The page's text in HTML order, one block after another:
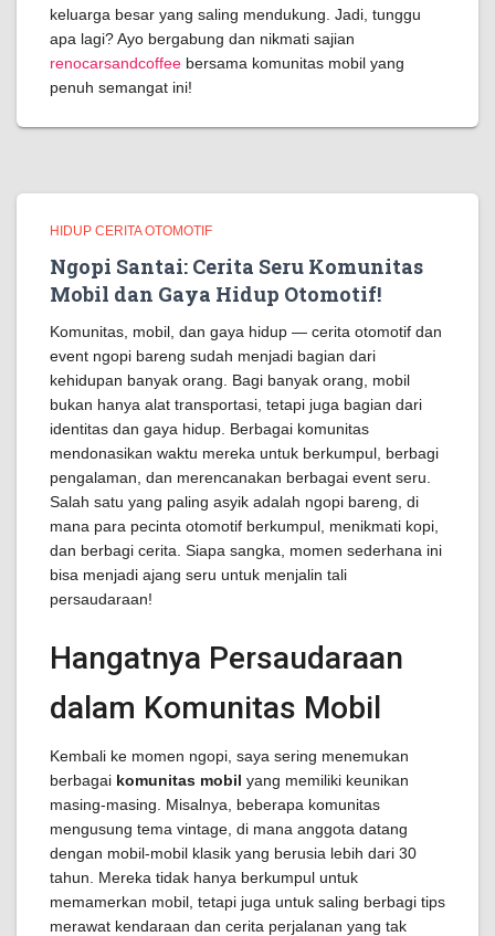
keluarga besar yang saling mendukung. Jadi, tunggu
apa lagi? Ayo bergabung dan nikmati sajian
renocarsandcoffee bersama komunitas mobil yang
penuh semangat ini!
HIDUP CERITA OTOMOTIF
Ngopi Santai: Cerita Seru Komunitas
Mobil dan Gaya Hidup Otomotif!
Komunitas, mobil, dan gaya hidup — cerita otomotif dan
event ngopi bareng sudah menjadi bagian dari
kehidupan banyak orang. Bagi banyak orang, mobil
bukan hanya alat transportasi, tetapi juga bagian dari
identitas dan gaya hidup. Berbagai komunitas
mendonasikan waktu mereka untuk berkumpul, berbagi
pengalaman, dan merencanakan berbagai event seru.
Salah satu yang paling asyik adalah ngopi bareng, di
mana para pecinta otomotif berkumpul, menikmati kopi,
dan berbagi cerita. Siapa sangka, momen sederhana ini
bisa menjadi ajang seru untuk menjalin tali
persaudaraan!
Hangatnya Persaudaraan
dalam Komunitas Mobil
Kembali ke momen ngopi, saya sering menemukan
berbagai komunitas mobil yang memiliki keunikan
masing-masing. Misalnya, beberapa komunitas
mengusung tema vintage, di mana anggota datang
dengan mobil-mobil klasik yang berusia lebih dari 30
tahun. Mereka tidak hanya berkumpul untuk
memamerkan mobil, tetapi juga untuk saling berbagi tips
merawat kendaraan dan cerita perjalanan yang tak